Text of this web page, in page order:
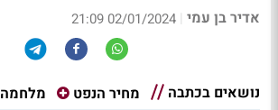
אדיר בן עמי |
02/01/2024 21:09
נושאים בכתבה מחיר הנפט מלחמה